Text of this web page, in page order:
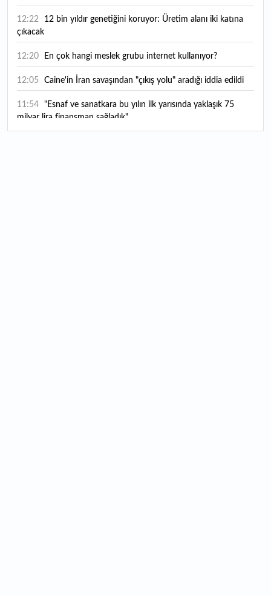
12:22
çıkacak
12:20 En çok hangi meslek grubu internet kullanıyor?
12:05 Caine'in İran savaşından "çıkış yolu" aradığı iddia edildi
11:54
milyar lira finansman sağladık"